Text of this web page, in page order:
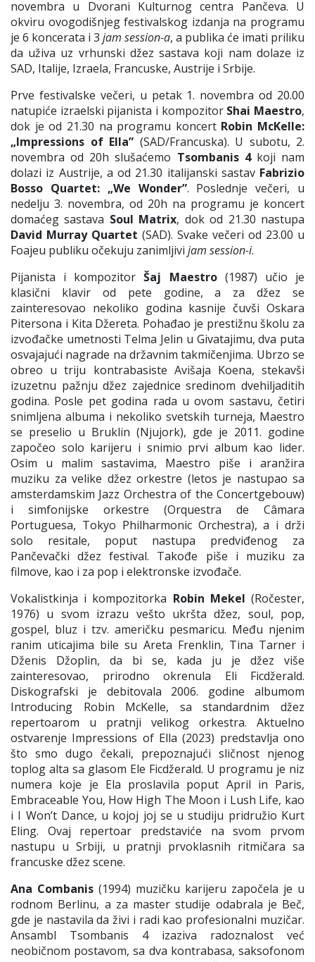
novembra u Dvorani Kulturnog centra Pančeva. U
okviru ovogodišnjeg festivalskog izdanja na programu
je 6 koncerata i 3 jam session-a, a publika će imati priliku
da uživa uz vrhunski džez sastava koji nam dolaze iz
SAD, Italije, Izraela, Francuske, Austrije i Srbije.
Prve festivalske večeri, u petak 1. novembra od 20.00
natupiće izraelski pijanista i kompozitor Shai Maestro,
dok je od 21.30 na programu koncert Robin McKelle:
„Impressions of Ella” (SAD/Francuska). U subotu, 2.
novembra od 20h slušaćemo Tsombanis 4koji nam
dolazi iz Austrije, a od 21.30 italijanski sastav Fabrizio
Bosso Quartet: „We Wonder”. Poslednje večeri, u
nedelju 3. novembra, od 20h na programu je koncert
domaćeg sastava Soul Matrix, dok od 21.30 nastupa
David Murray Quartet (SAD). Svake večeri od 23.00 u
Foajeu publiku očekuju zanimljivi jam session-i.
Pijanista i kompozitorŠaj Maestro(1987) učio je
klasični klavir od pete godine, a za džez se
zainteresovao nekoliko godina kasnije čuvši Oskara
Pitersona i Kita Džereta. Pohađao je prestižnu školu za
izvođačke umetnosti Telma Jelin u Givatajimu, dva puta
osvajajući nagrade na državnim takmičenjima. Ubrzo se
obreo u triju kontrabasiste Avišaja Koena, stekavši
izuzetnu pažnju džez zajednice sredinom dvehiljaditih
godina. Posle pet godina rada u ovom sastavu, četiri
snimljena albuma i nekoliko svetskih turneja, Maestro
se preselio u Bruklin (Njujork), gde je 2011. godine
započeo solo karijeru i snimio prvi album kao lider.
Osim u malim sastavima, Maestro piše i aranžira
muziku za velike džez orkestre (letos je nastupao sa
amsterdamskim Jazz Orchestra of the Concertgebouw)
i simfonijske orkestre (Orquestra de Câmara
Portuguesa, Tokyo Philharmonic Orchestra), a i drži
solo resitale, poput nastupa predviđenog za
Pančevački džez festival. Takođe piše i muziku za
filmove, kao i za pop i elektronske izvođače.
Vokalistkinja i kompozitorka Robin Mekel (Ročester,
1976) u svom izrazu vešto ukršta džez, soul, pop,
gospel, bluz i tzv. američku pesmaricu. Među njenim
ranim uticajima bile su Areta Frenklin, Tina Tarner i
Dženis Džoplin, da bi se, kada ju je džez više
zainteresovao, prirodno okrenula Eli Ficdžerald.
Diskografski je debitovala 2006. godine albumom
Introducing Robin McKelle, sa standardnim džez
repertoarom u pratnji velikog orkestra. Aktuelno
ostvarenje Impressions of Ella (2023) predstavlja ono
što smo dugo čekali, prepoznajući sličnost njenog
toplog alta sa glasom Ele Ficdžerald. U programu je niz
numera koje je Ela proslavila poput April in Paris,
Embraceable You, How High The Moon i Lush Life, kao
i I Won’t Dance, u kojoj joj se u studiju pridružio Kurt
Eling. Ovaj repertoar predstaviće na svom prvom
nastupu u Srbiji, u pratnji prvoklasnih ritmičara sa
francuske džez scene.
Ana Combanis (1994) muzičku karijeru započela je u
rodnom Berlinu, a za master studije odabrala je Beč,
gde je nastavila da živi i radi kao profesionalni muzičar.
Ansambl Tsombanis 4 izaziva radoznalost već
neobičnom postavom, sa dva kontrabasa, saksofonom